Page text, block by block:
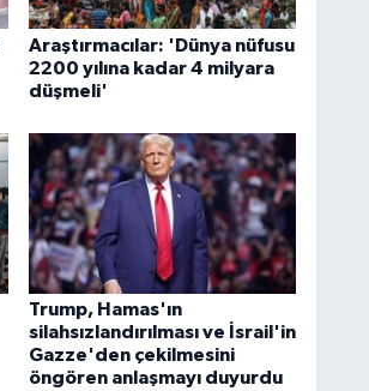
Araştırmacılar: 'Dünya nüfusu
2200 yılına kadar 4 milyara
düşmeli'
Trump, Hamas'ın
silahsızlandırılması ve İsrail'in
Gazze'den çekilmesini
öngören anlaşmayı duyurdu